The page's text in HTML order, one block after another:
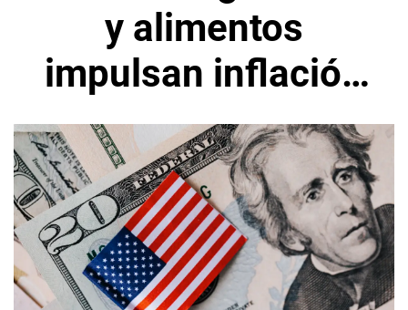
y alimentos
impulsan inflación
en Estados Unidos
en mayo